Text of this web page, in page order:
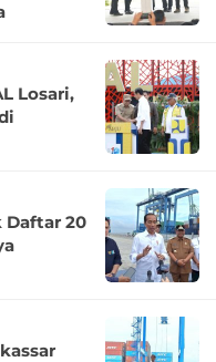
Losari,
Daftar 20